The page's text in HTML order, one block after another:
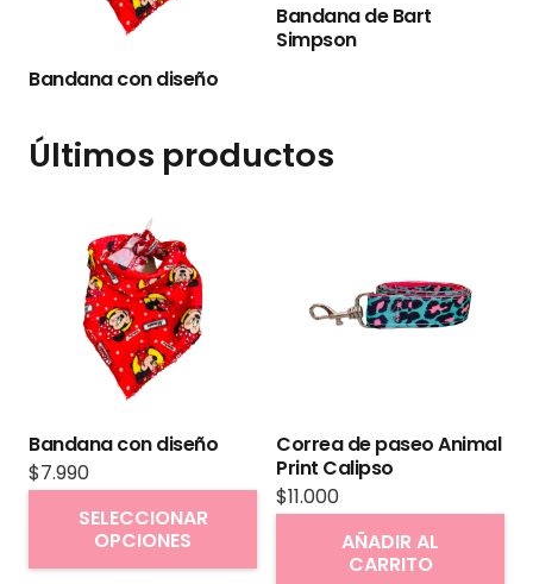
Bandana con diseño
Bandana de Bart
Simpson
Últimos productos
Bandana con diseño
$7.990
SELECCIONAR
OPCIONES
Este
producto
tiene
Correa de paseo Animal
Print Calipso
$11.000
AÑADIR AL
CARRITO